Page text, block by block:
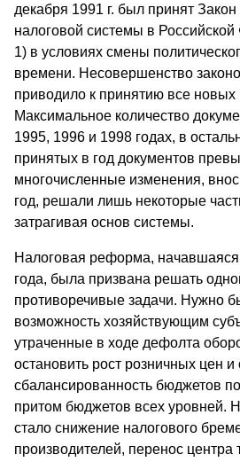
декабря 1991 г. был принят
налоговой системы в
1) в условиях смены
времени. Несовершенство
приводило к принятию все новых
Максимальное количество
1995, 1996 и 1998 годах, в
принятых в год документов
многочисленные изменения,
год, решали лишь некоторые
затрагивая основ системы.
Налоговая реформа, начавшаяся
года, была призвана решать
противоречивые задачи. Нужно
возможность хозяйствующим
утраченные в ходе дефолта
остановить рост розничных цен и
сбалансированность бюджетов
притом бюджетов всех уровней.
стало снижение налогового
производителей, перенос центра